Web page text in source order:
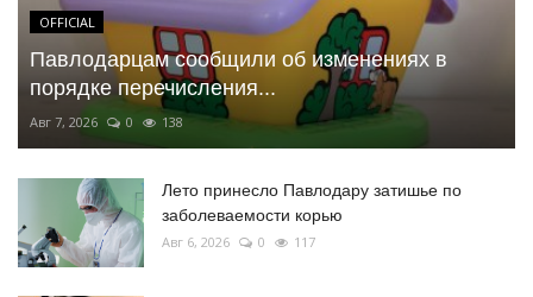
OFFICIAL
Павлодарцам сообщили об изменениях в
порядке перечисления...
Авг 7, 2026 0 138
Лето принесло Павлодару затишье по
заболеваемости корью
Авг 6, 2026 0 117